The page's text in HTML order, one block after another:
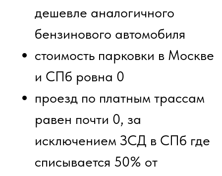
производства «Эволют» которая
21 июня, в коттеджном поселке
Грин Лаундж.
Что входит в презентацию
(длительность: 2–3 часа)
Информационная лекция:
Финансовая выгода:
презентация расчёта и
экономии на эксплуатации,
содержании и обслуживании